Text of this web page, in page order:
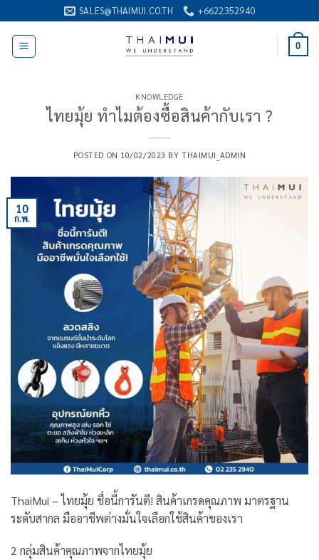
ไป
เนื้อหา
SALES@THAIMUI.CO.TH +6622352940
0
KNOWLEDGE
ไทยมุ้ย ทำไมต้องซื้อสินค้ากับเรา ?
POSTED ON 10/02/2023 BYTHAIMUI_ADMIN
10
ก.พ.
ThaiMui – ไทยมุ้ย ชื่อนี้การันตี! สินค้าเกรดคุณภาพ มาตรฐาน
ระดับสากล มืออาชีพต่างมั่นใจเลือกใช้สินค้าของเรา
2 กลุ่มสินค้าคุณภาพจากไทยมุ้ย